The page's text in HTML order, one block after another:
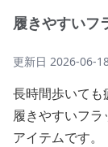
履きやすいフ
更新日 2026-06-
長時間歩いても
履きやすいフ
アイテムです。